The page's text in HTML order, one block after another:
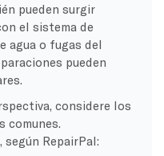
pueden surgir
el sistema de
agua o fugas del
pueden
considere los
comunes.
, según RepairPal: